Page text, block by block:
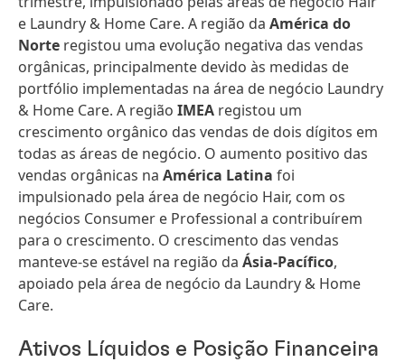
e Laundry & Home Care. A região da América do
Norte registou uma evolução negativa das vendas
orgânicas, principalmente devido às medidas de
portfólio implementadas na área de negócio Laundry
& Home Care. A região IMEA registou um
crescimento orgânico das vendas de dois dígitos em
todas as áreas de negócio. O aumento positivo das
vendas orgânicas na América Latina foi
impulsionado pela área de negócio Hair, com os
negócios Consumer e Professional a contribuírem
para o crescimento. O crescimento das vendas
manteve-se estável na região da Ásia-Pacífico,
apoiado pela área de negócio da Laundry & Home
Care.
Ativos Líquidos e Posição Financeira